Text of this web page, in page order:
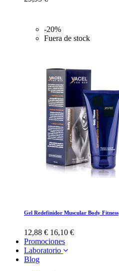
-20%
Fuera de stock
Gel Redefinidor Muscular Body Fitness
12,88 € 16,10 €
Promociones
Laboratorio
Blog